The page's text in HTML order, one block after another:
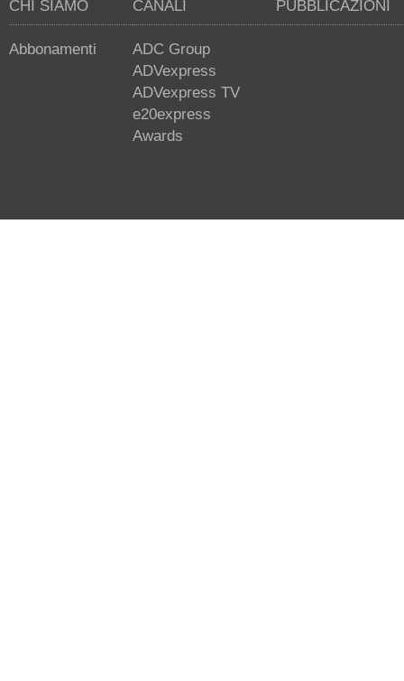
CHI SIAMO
Abbonamenti
CANALI
ADC Group
ADVexpress
ADVexpress TV
e20express
Awards
PUBBLICAZIONI